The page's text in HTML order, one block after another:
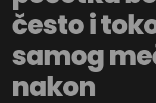
često i
samog
nakon